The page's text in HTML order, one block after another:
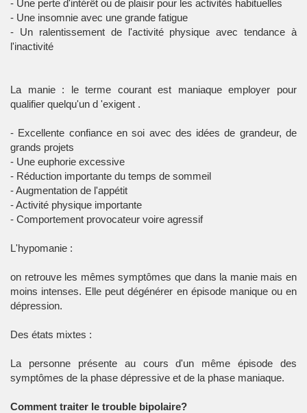
- Une perte d'intérêt ou de plaisir pour les activités habituelles
- Une insomnie avec une grande fatigue
- Un ralentissement de l'activité physique avec tendance à
l'inactivité
La manie : le terme courant est maniaque employer pour
qualifier quelqu'un d 'exigent .
- Excellente confiance en soi avec des idées de grandeur, de
grands projets
- Une euphorie excessive
- Réduction importante du temps de sommeil
- Augmentation de l'appétit
- Activité physique importante
- Comportement provocateur voire agressif
L'hypomanie :
on retrouve les mêmes symptômes que dans la manie mais en
moins intenses. Elle peut dégénérer en épisode manique ou en
dépression.
Des états mixtes :
La personne présente au cours d'un même épisode des
symptômes de la phase dépressive et de la phase maniaque.
Comment traiter le trouble bipolaire?